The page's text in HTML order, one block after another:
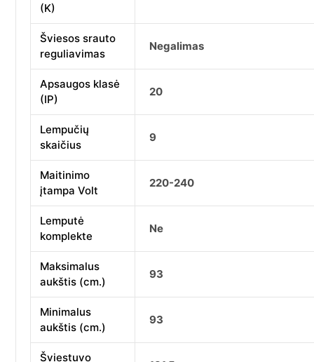
(K)
Šviesos srauto
reguliavimas
Negalimas
Apsaugos klasė
(IP)
20
Lempučių
skaičius
9
Maitinimo
įtampa Volt
220-240
Lemputė
komplekte
Ne
Maksimalus
aukštis (cm.)
93
Minimalus
aukštis (cm.)
93
Šviestuvo